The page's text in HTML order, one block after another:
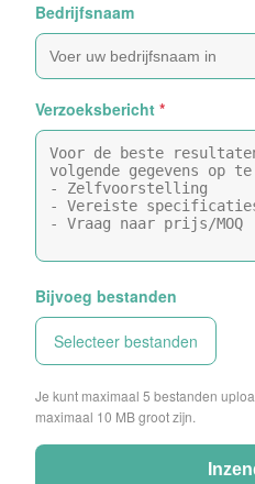
Bedrijfsnaam
Verzoeksbericht *
Bijvoeg bestanden
Selecteer bestanden
Je kunt maximaal 5 bestanden
maximaal 10 MB groot zijn.